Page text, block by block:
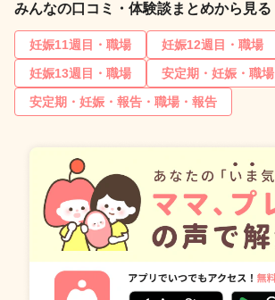
みんなの口コミ・体験談まとめから見る
妊娠11週目・職場
妊娠12週目・職場
妊娠13週目・職場
安定期・妊娠・職場
安定期・妊娠・報告・職場・報告